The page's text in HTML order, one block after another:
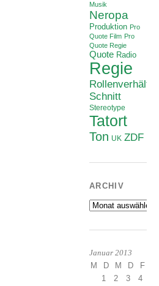
Musik
Neropa
Produktion Pro
Quote Film Pro
Quote Regie
Quote Radio
Regie
Schnitt
Stereotype
Tatort
Ton UK ZDF
ARCHIV
Archiv
Januar 2013
M D M D F
1
2 3 4